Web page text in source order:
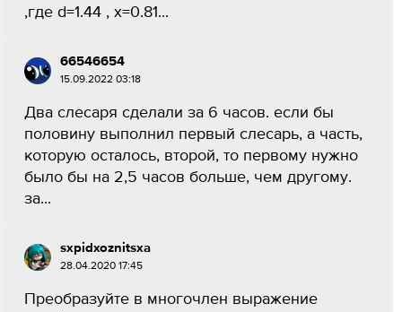
,где d=1.44 , х=0.81...
66546654
15.09.2022 03:18
Два слесаря сделали за 6 часов. если бы
половину выполнил первый слесарь, а часть,
которую осталось, второй, то первому нужно
было бы на 2,5 часов больше, чем другому.
за...
sxpidxoznitsxa
28.04.2020 17:45
Преобразуйте в многочлен выражение